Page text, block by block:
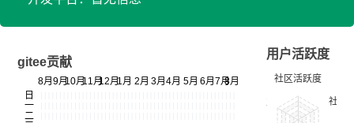
gitee贡献
用户活跃度